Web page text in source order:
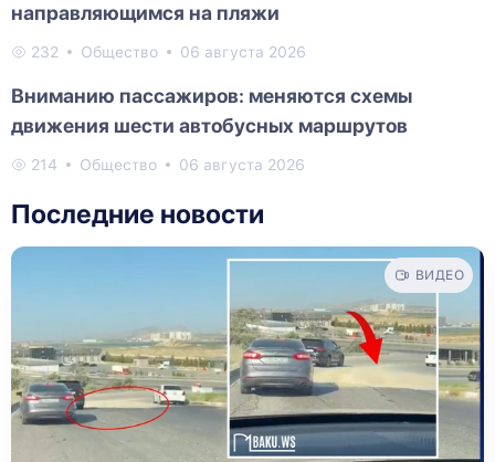
направляющимся на пляжи
232 Общество 06 августа 2026
Вниманию пассажиров: меняются схемы
движения шести автобусных маршрутов
214 Общество 06 августа 2026
Последние новости
ВИДЕО